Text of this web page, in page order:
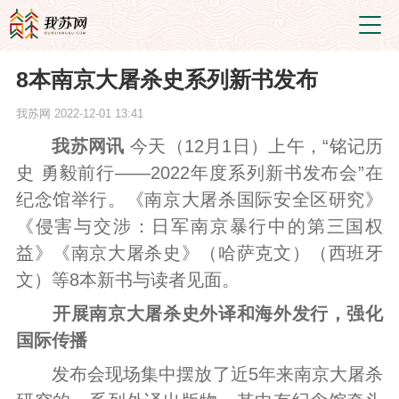
8本南京大屠杀史系列新书发布
我苏网 2022-12-01 13:41
我苏网讯 今天（12月1日）上午，“铭记历
史 勇毅前行——2022年度系列新书发布会”在
纪念馆举行。《南京大屠杀国际安全区研究》
《侵害与交涉：日军南京暴行中的第三国权
益》《南京大屠杀史》（哈萨克文）（西班牙
文）等8本新书与读者见面。
开展南京大屠杀史外译和海外发行，强化
国际传播
发布会现场集中摆放了近5年来南京大屠杀